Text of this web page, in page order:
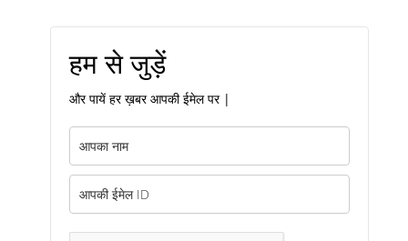
हम से जुड़ें
और पायें हर ख़बर आपकी ईमेल पर |